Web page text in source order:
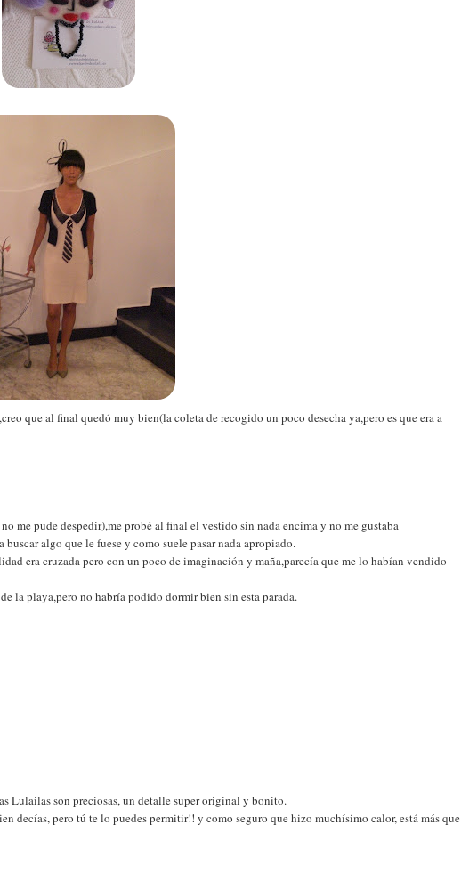
que al final quedó muy bien(la coleta de recogido un poco desecha ya,pero es que era a
me pude despedir),me probé al final el vestido sin nada encima y no me gustaba
algo que le fuese y como suele pasar nada apropiado.
era cruzada pero con un poco de imaginación y maña,parecía que me lo habían vendido
la playa,pero no habría podido dormir bien sin esta parada.
Lulailas son preciosas, un detalle super original y bonito.
decías, pero tú te lo puedes permitir!! y como seguro que hizo muchísimo calor, está más que